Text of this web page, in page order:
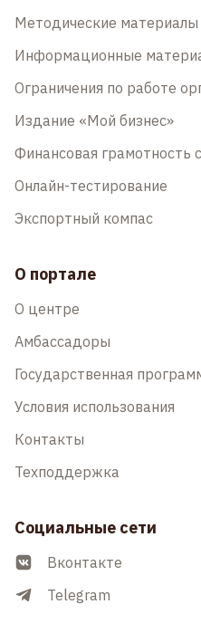
Методические материалы
Информационные
Ограничения по работе
Издание «Мой бизнес»
Финансовая грамотность
Онлайн-тестирование
Экспортный компас
О портале
О центре
Амбассадоры
Государственная
Условия использования
Контакты
Техподдержка
Социальные сети
Вконтакте
Telegram